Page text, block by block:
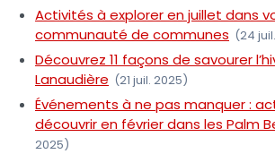
Activités à explorer en juillet dans
communauté de communes (24
Découvrez 11 façons de savourer
Lanaudière (21 juil. 2025)
Événements à ne pas manquer :
découvrir en février dans les Palm
2025)